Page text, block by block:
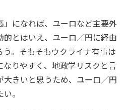
」になれば、ユーロなど主要外
とはいえ、ユーロ／円に経由
。そもそもウクライナ有事は
りやすく、地政学リスクと言
大きいと思うため、ユーロ／円
。